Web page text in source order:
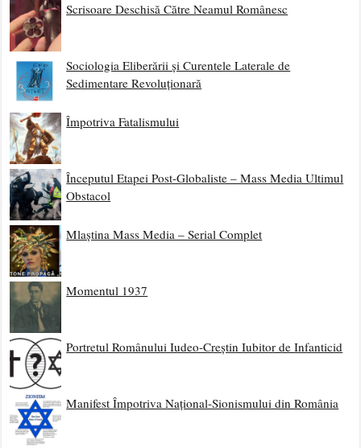
Scrisoare Deschisă Către Neamul Românesc
Sociologia Eliberării și Curentele Laterale de
Sedimentare Revoluționară
Împotriva Fatalismului
Începutul Etapei Post-Globaliste – Mass Media Ultimul
Obstacol
Mlaștina Mass Media – Serial Complet
Momentul 1937
Portretul Românului Iudeo-Creștin Iubitor de Infanticid
Manifest Împotriva Național-Sionismului din România